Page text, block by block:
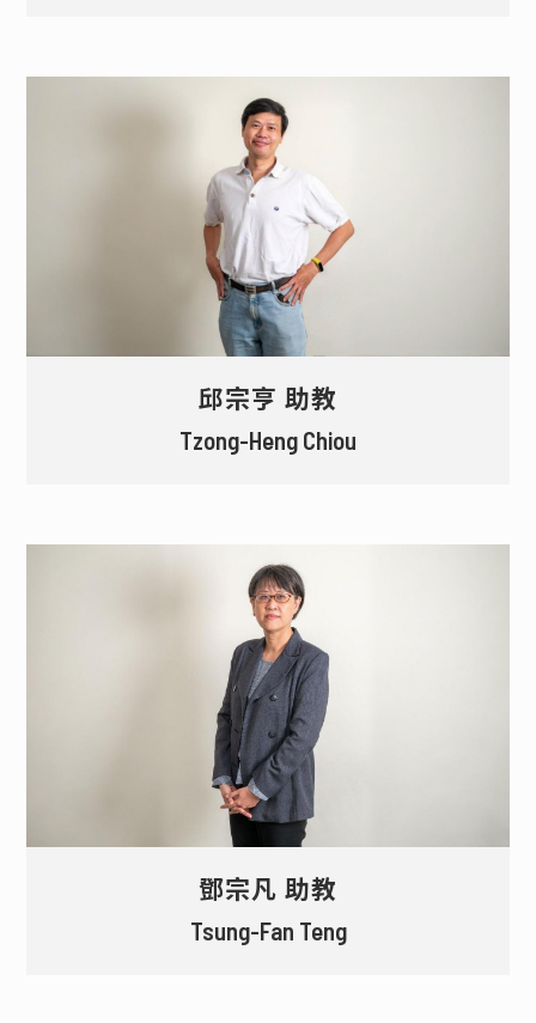
邱宗亨 助教
Tzong-Heng Chiou
鄧宗凡 助教
Tsung-Fan Teng